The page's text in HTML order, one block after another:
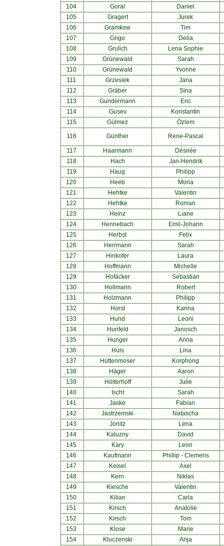
104
Goral
Daniel
105
Gragert
Jurek
106
Gramkow
Tim
107
Grigo
Delia
108
Grulich
Lena Sophie
109
Grünewald
Sarah
110
Grünewald
Yvonne
111
Grzesiek
Jana
112
Gräber
Sina
113
Gundermann
Eric
114
Gusev
Konstantin
115
Gülmez
Özlem
116
Günther Rene-Pascal
117 Haarmann
Désirée
118
Hach
Jan-Hendrik
119
Haug
Philipp
120
Heeb
Mona
121
Hehtke
Valentin
122
Hehtke
Roman
123
Heinz
Liane
124
Hennebach
Emil-Johann
125
Herbst
Felix
126
Herrmann
Sarah
127
Hinkofer
Laura
128
Hoffmann
Michelle
129
Hofäcker
Sebastian
130
Hollmann
Robert
131
Holzmann
Philipp
132
Horst
Karina
133
Hund
Leoni
134
Hunfeld
Janosch
135
Hunger
Anna
136
Hüls
Lina
137
Hüttenmoser
Korphong
138
Häger
Aaron
139
Hölterhoff
Julie
140
Ischt
Sarah
141
Jaske
Fabian
142
Jastrzemski
Natascha
143
Jonitz
Lena
144
Kaluzny
David
145
Kary
Leon
146
Kaufmann
Phillip - Clemens
147
Keisel
Axel
148
Kern
Niklas
149
Kiesche
Valentin
150
Kilian
Carla
151
Kirsch
Anatolie
152
Kirsch
Tom
153
Klose
Marie
154
Kluczenski Anja